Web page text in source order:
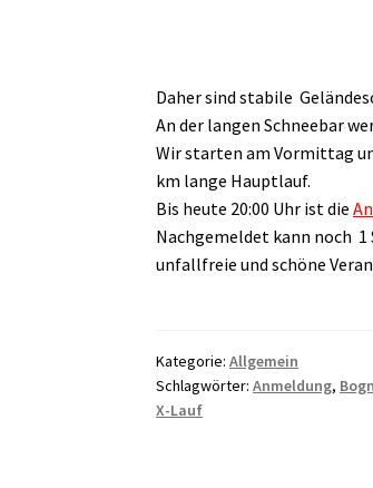
Daher sind stabile
An der langen Schneebar
Wir starten am Vormittag
km lange Hauptlauf.
Bis heute 20:00 Uhr ist die
Nachgemeldet kann noch 1
unfallfreie und schöne
Kategorie:Allgemein
Schlagwörter:Anmeldung,
X-Lauf